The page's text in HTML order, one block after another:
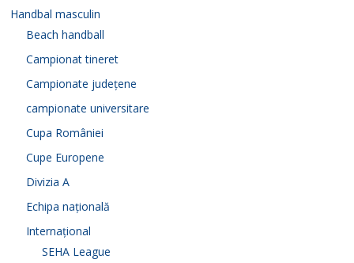
Handbal masculin
Beach handball
Campionat tineret
Campionate județene
campionate universitare
Cupa României
Cupe Europene
Divizia A
Echipa națională
Internațional
SEHA League